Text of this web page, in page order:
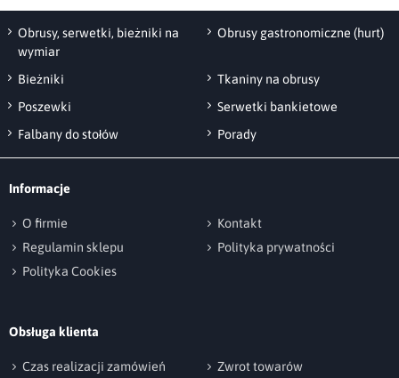
Jest to obrus plamoodporny - po wylaniu
płynów ciecz zamiast wsiąkać w tkaninę
tworzy kropelki na powierzchni obrusa, które
w szybki i łatwy sposób można zebrać
chusteczką.
Wykończenie plamoodporne wydłuża także
żywotność tkaniny - mozemy dłużej cieszyć
nasze oko pięknym wyglądem.
1cm.
Obrusy, serwetki, bieżniki na
wymiar
Obrusy gastronomiczne (hurt)
Bieżniki
Tkaniny na obrusy
Poszewki
Serwetki bankietowe
Falbany do stołów
Porady
Informacje
O firmie
Kontakt
Regulamin sklepu
Polityka prywatności
Polityka Cookies
Obsługa klienta
Czas realizacji zamówień
Zwrot towarów